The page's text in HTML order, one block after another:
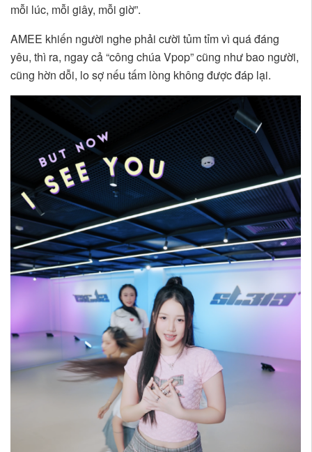
mỗi lúc, mỗi giây, mỗi giờ”.
AMEE khiến người nghe phải cười tủm tỉm vì quá đáng
yêu, thì ra, ngay cả “công chúa Vpop” cũng như bao người,
cũng hờn dỗi, lo sợ nếu tấm lòng không được đáp lại.